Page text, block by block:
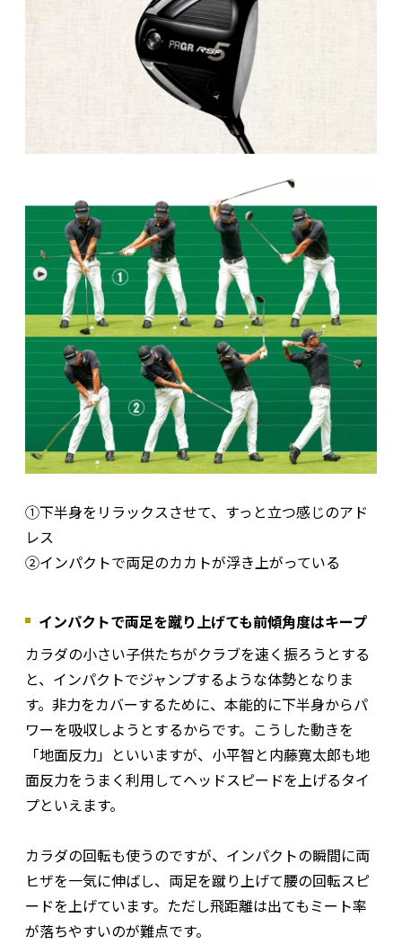
①下半身をリラックスさせて、すっと立つ感じのアド
レス
②インパクトで両足のカカトが浮き上がっている
インパクトで両足を蹴り上げても前傾角度はキープ
カラダの小さい子供たちがクラブを速く振ろうとする
と、インパクトでジャンプするような体勢となりま
す。非力をカバーするために、本能的に下半身からパ
ワーを吸収しようとするからです。こうした動きを
「地面反力」といいますが、小平智と内藤寛太郎も地
面反力をうまく利用してヘッドスピードを上げるタイ
プといえます。
カラダの回転も使うのですが、インパクトの瞬間に両
ヒザを一気に伸ばし、両足を蹴り上げて腰の回転スピ
ードを上げています。ただし飛距離は出てもミート率
が落ちやすいのが難点です。